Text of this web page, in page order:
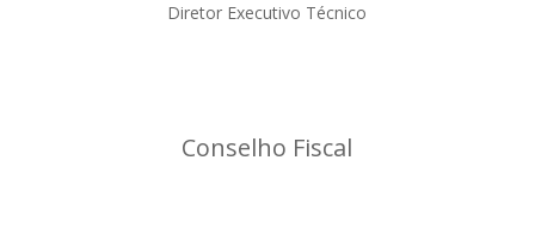
Diretor Executivo Técnico
Conselho Fiscal